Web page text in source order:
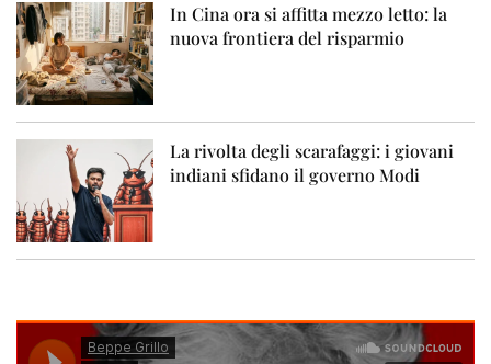
In Cina ora si affitta mezzo letto: la
nuova frontiera del risparmio
La rivolta degli scarafaggi: i giovani
indiani sfidano il governo Modi